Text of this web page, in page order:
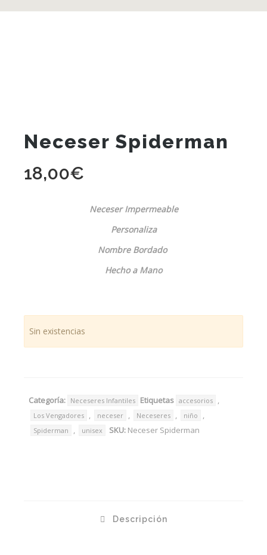
Neceser Spiderman
18,00€
Neceser Impermeable
Personaliza
Nombre Bordado
Hecho a Mano
Sin existencias
Categoría: Neceseres Infantiles Etiquetas accesorios
Los Vengadores neceser Neceseres niño
Spiderman unisex SKU: Neceser Spiderman
Descripción